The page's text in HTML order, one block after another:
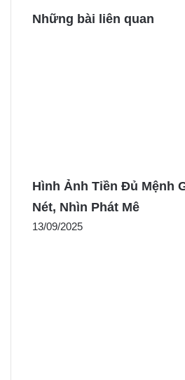
Những bài liên quan
Hình Ảnh Tiền Đủ Mệnh
Nét, Nhìn Phát Mê
13/09/2025